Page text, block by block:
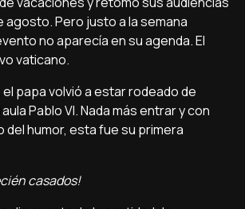
agosto. Pero justo a la semana
no aparecía en su agenda. El
vaticano.
papa volvió a estar rodeado de
Pablo VI. Nada más entrar y con
humor, esta fue su primera
casados!